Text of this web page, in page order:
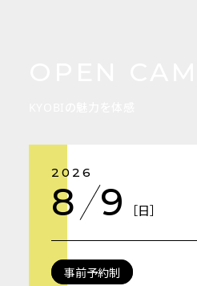
2026
8 9 ［日］
事前予約制